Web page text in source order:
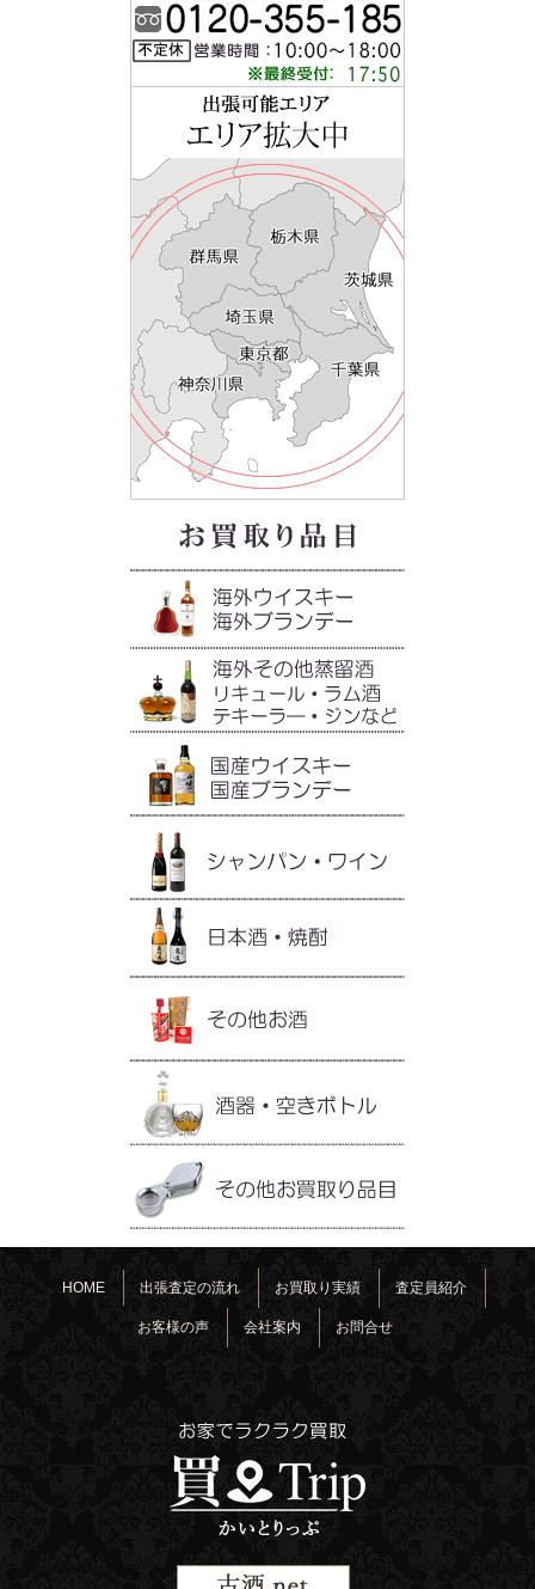
HOME 出張査定の流れ お買取り実績 査定員紹介
お客様の声 会社案内 お問合せ